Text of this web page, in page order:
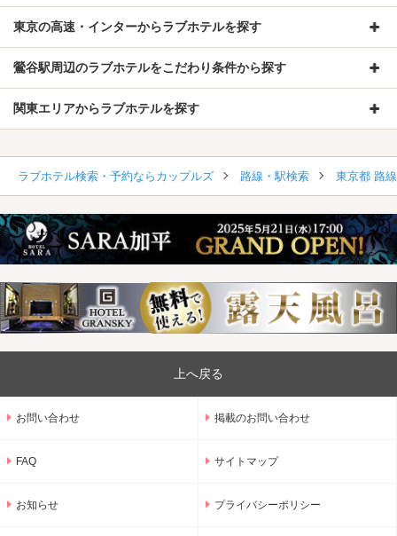
東京の高速・インターからラブホテルを探す
鶯谷駅周辺のラブホテルをこだわり条件から探す
関東エリアからラブホテルを探す
ラブホテル検索・予約ならカップルズ 路線・駅検索 東京都 路
上へ戻る
お問い合わせ 掲載のお問い合わせ
FAQ サイトマップ
お知らせ プライバシーポリシー